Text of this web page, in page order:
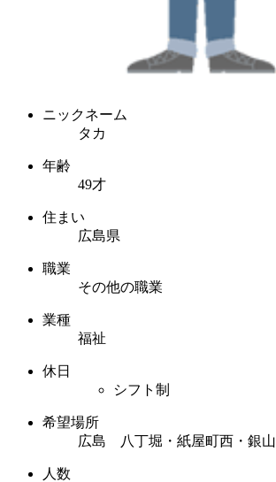
ニックネーム
タカ
年齢
49才
住まい
広島県
職業
その他の職業
業種
福祉
休日
シフト制
希望場所
広島 八丁堀・紙屋町西・銀
人数